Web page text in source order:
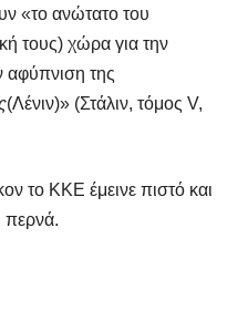
«το ανώτατο του
τους) χώρα για την
αφύπνιση της
(Λένιν)» (Στάλιν, τόμος V,
το ΚΚΕ έμεινε πιστό και